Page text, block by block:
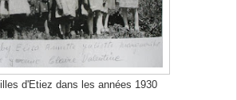
d'Etiez dans les années 1930